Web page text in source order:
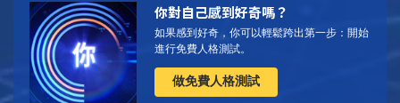
你對自己感到好奇嗎？
如果感到好奇，你可以輕鬆跨出第一步：開始
進行免費人格測試。
做免費人格測試